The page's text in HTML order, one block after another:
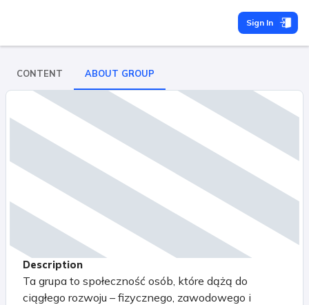
Sign In
CONTENT ABOUT GROUP
Description
Ta grupa to społeczność osób, które dążą do
ciągłego rozwoju – fizycznego, zawodowego i